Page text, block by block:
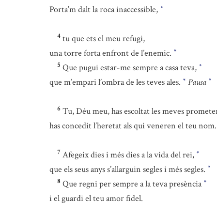
Porta’m dalt la roca inaccessible, *
4 tu que ets el meu refugi,
una torre forta enfront de l’enemic. *
5 Que pugui estar-me sempre a casa teva, *
que m’empari l’ombra de les teves ales. * Pausa *
6 Tu, Déu meu, has escoltat les meves
has concedit l’heretat als qui veneren el teu nom.
7 Afegeix dies i més dies a la vida del rei, *
que els seus anys s’allarguin segles i més segles. *
8 Que regni per sempre a la teva presència *
i el guardi el teu amor fidel.